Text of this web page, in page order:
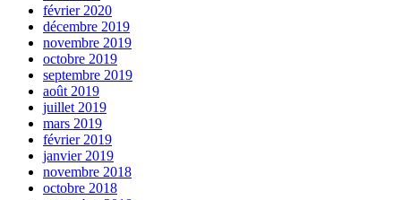
février 2020
décembre 2019
novembre 2019
octobre 2019
septembre 2019
août 2019
juillet 2019
mars 2019
février 2019
janvier 2019
novembre 2018
octobre 2018